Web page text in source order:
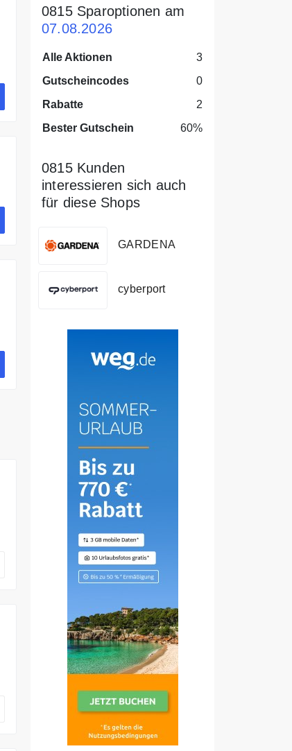
0815 Sparoptionen am
07.08.2026
Alle Aktionen
3
Gutscheincodes
0
Rabatte
2
Bester Gutschein
60%
0815 Kunden
interessieren sich auch
für diese Shops
GARDENA
cyberport